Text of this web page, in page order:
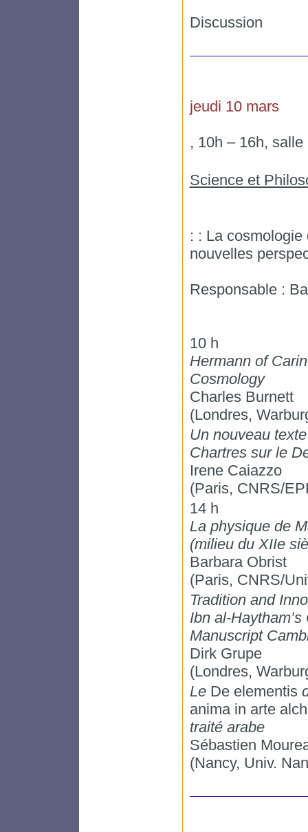
Discussion
jeudi 10 mars
, 10h – 16h,
Science et
: : La
nouvelles
Responsable :
10 h
Hermann of
Cosmology
Charles Burnett
(Londres,
Un nouveau
Chartres sur le
Irene Caiazzo
(Paris, CNRS/
14 h
La physique de
(milieu du XIIe
Barbara Obrist
(Paris, CNRS/
Tradition and
Ibn al-
Manuscript
Dirk Grupe
(Londres,
Le De elementis
anima in arte
traité arabe
Sébastien
(Nancy, Univ.